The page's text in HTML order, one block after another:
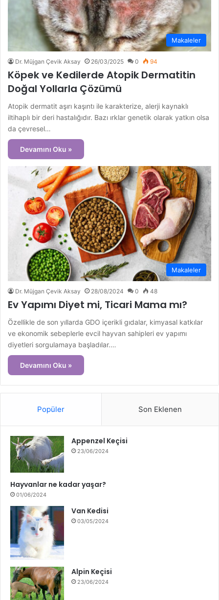
Makaleler
Dr. Müjgan Çevik Aksay 26/03/2025 0 94
Köpek ve Kedilerde Atopik Dermatitin
Doğal Yollarla Çözümü
Atopik dermatit aşırı kaşıntı ile karakterize, alerji kaynaklı
iltihaplı bir deri hastalığıdır. Bazı ırklar genetik olarak yatkın olsa
da çevresel…
Devamını Oku »
Makaleler
Dr. Müjgan Çevik Aksay 28/08/2024 0 48
Ev Yapımı Diyet mi, Ticari Mama mı?
Özellikle de son yıllarda GDO içerikli gıdalar, kimyasal katkılar
ve ekonomik sebeplerle evcil hayvan sahipleri ev yapımı
diyetleri sorgulamaya başladılar.…
Devamını Oku »
Popüler Son Eklenen
Appenzel Keçisi
23/06/2024
Hayvanlar ne kadar yaşar?
01/06/2024
Van Kedisi
03/05/2024
Alpin Keçisi
23/06/2024